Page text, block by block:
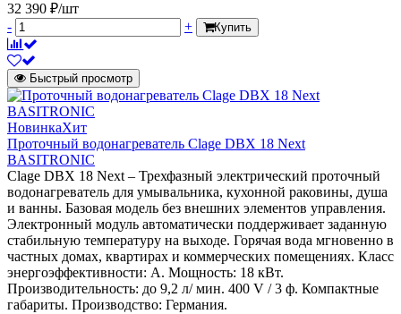
32 390 ₽/шт
-
+ Купить
Быстрый просмотр
НовинкаХит
Проточный водонагреватель Clage DBX 18 Next
BASITRONIC
Clage DBX 18 Next – Трехфазный электрический проточный
водонагреватель для умывальника, кухонной раковины, душа
и ванны. Базовая модель без внешних элементов управления.
Электронный модуль автоматически поддерживает заданную
стабильную температуру на выходе. Горячая вода мгновенно в
частных домах, квартирах и коммерческих помещениях. Класс
энергоэффективности: А. Мощность: 18 кВт.
Производительность: до 9,2 л/ мин. 400 V / 3 ф. Компактные
габариты. Производство: Германия.